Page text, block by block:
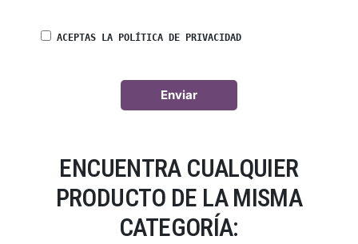
ACEPTAS LA POLÍTICA DE PRIVACIDAD
ENCUENTRA CUALQUIER
PRODUCTO DE LA MISMA
CATEGORÍA: